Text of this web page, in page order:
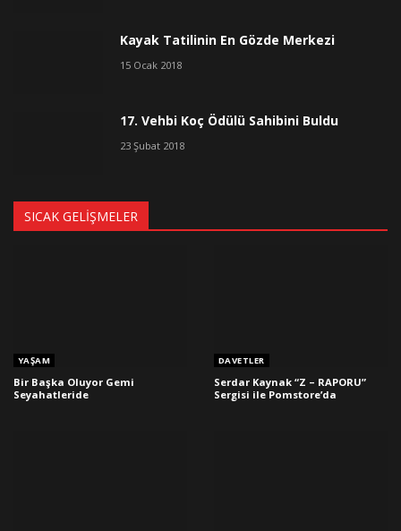
Kayak Tatilinin En Gözde Merkezi
15 Ocak 2018
17. Vehbi Koç Ödülü Sahibini Buldu
23 Şubat 2018
SICAK GELIŞMELER
YAŞAM
Bir Başka Oluyor Gemi
Seyahatleride
DAVETLER
Serdar Kaynak “Z – RAPORU”
Sergisi ile Pomstore’da